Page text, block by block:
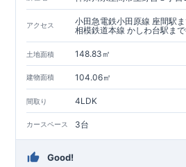
アクセス
小田急電鉄小田原線 座間駅
相模鉄道本線 かしわ台駅ま
土地面積 148.83㎡
建物面積 104.06㎡
間取り 4LDK
カースペース 3台
Good!